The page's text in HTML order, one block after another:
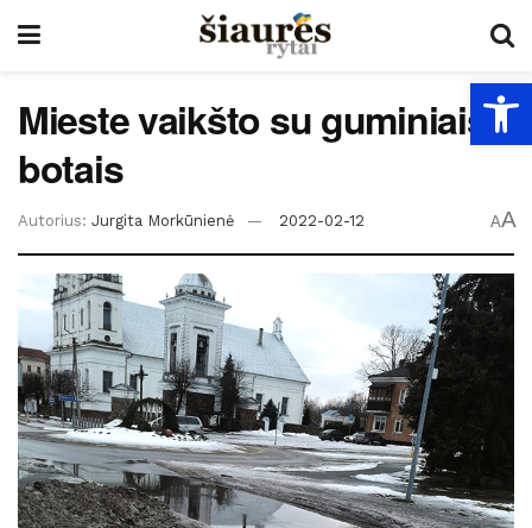
Mieste vaikšto su guminiais
botais
Autorius: Jurgita Morkūnienė 2022-02-12 AA